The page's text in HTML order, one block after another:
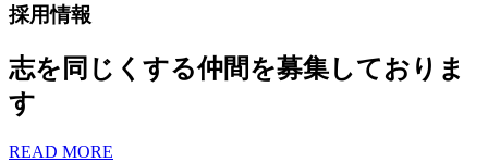
採用情報
志を同じくする仲間を募集しておりま
す
READ MORE